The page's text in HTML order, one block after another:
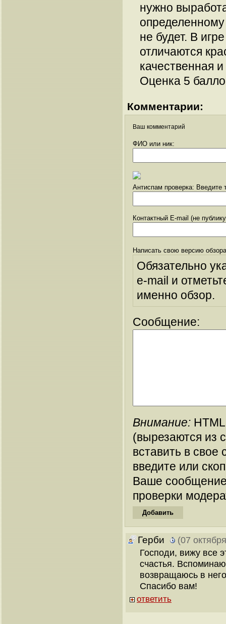
нужно
не будет. В
отличаются
качественная
Оценка 5
Комментарии:
Ваш комментарий
ФИО или ник:
Антиспам проверка: Введите
Контактный E-mail (не
Написать свою версию
Обязательно
e-mail и
именно обзор.
Сообщение:
Внимание:
(вырезаются из
вставить в
введите или
Ваше
проверки
Герби
(07
Господи, вижу все
счастья.
возвращаюсь в
Спасибо вам!
ответить